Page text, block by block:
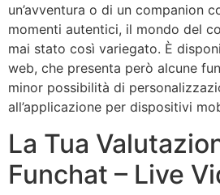
un’avventura o di un companion
momenti autentici, il mondo del
mai stato così variegato. È
web, che presenta però alcune
minor possibilità di
all’applicazione per dispositivi
La Tua
Funchat – Live